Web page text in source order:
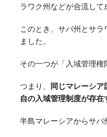
ラワク州などが合流して
このとき、サバ州とサ
ました。
その一つが「入域管理権
つまり、 同じマレーシ
自の入域管理制度が存在
半島マレーシアからサバ